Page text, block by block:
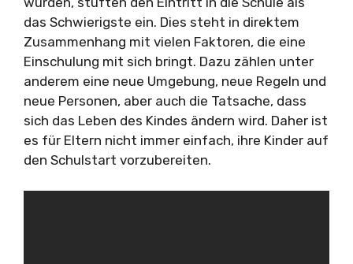
das Schwierigste ein. Dies steht in direktem
Zusammenhang mit vielen Faktoren, die eine
Einschulung mit sich bringt. Dazu zählen unter
anderem eine neue Umgebung, neue Regeln und
neue Personen, aber auch die Tatsache, dass
sich das Leben des Kindes ändern wird. Daher ist
es für Eltern nicht immer einfach, ihre Kinder auf
den Schulstart vorzubereiten.